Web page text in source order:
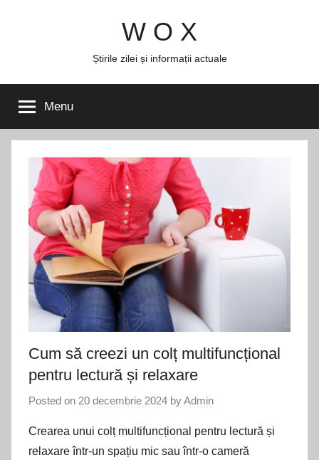
W O X
Știrile zilei și informații actuale
Menu
Cum să creezi un colț multifuncțional
pentru lectură și relaxare
Posted on 20 decembrie 2024 byAdmin
Crearea unui colț multifuncțional pentru lectură și
relaxare într-un spațiu mic sau într-o cameră